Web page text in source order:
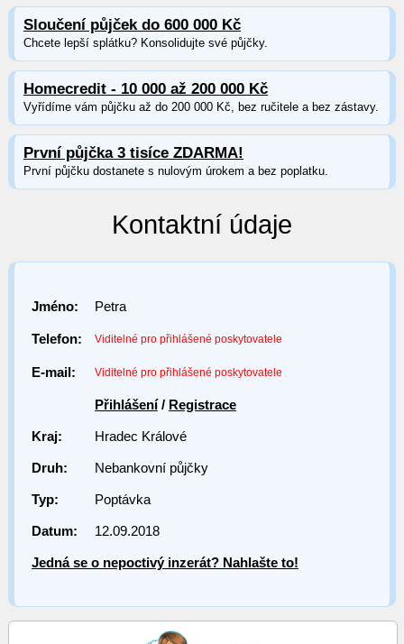
Sloučení půjček do 600 000 Kč
Chcete lepší splátku? Konsolidujte své půjčky.
Homecredit - 10 000 až 200 000 Kč
Vyřídíme vám půjčku až do 200 000 Kč, bez ručitele a bez zástavy.
První půjčka 3 tisíce ZDARMA!
První půjčku dostanete s nulovým úrokem a bez poplatku.
Kontaktní údaje
Jméno: Petra
Telefon: Viditelné pro přihlášené poskytovatele
E-mail: Viditelné pro přihlášené poskytovatele
Přihlášení/ Registrace
Kraj: Hradec Králové
Druh: Nebankovní půjčky
Typ: Poptávka
Datum: 12.09.2018
Jedná se o nepoctivý inzerát? Nahlašte to!